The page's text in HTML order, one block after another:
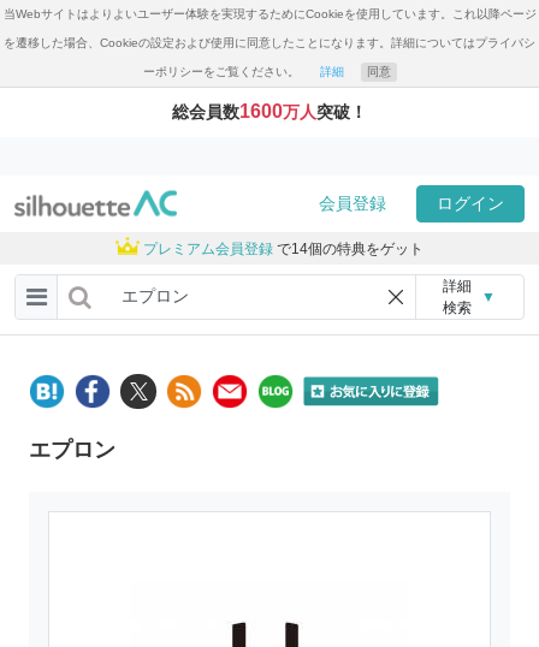
当Webサイトはよりよいユーザー体験を実現するためにCookieを使用しています。これ以降ページ
を遷移した場合、Cookieの設定および使用に同意したことになります。詳細についてはプライバシ
ーポリシーをご覧ください。 詳細 同意
総会員数1600万人突破！
会員登録 ログイン
プレミアム会員登録 で14個の特典をゲット
詳細
検索
▼
エプロン